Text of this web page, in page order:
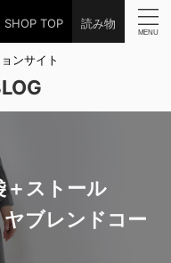
SHOP TOP 読み物
ンサイト
ストール
ブレンドコー